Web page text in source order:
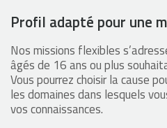
Profil adapté pour une
Nos missions flexibles
âgés de 16 ans ou plus
Vous pourrez choisir la cause
les domaines dans lesquels
vos connaissances.